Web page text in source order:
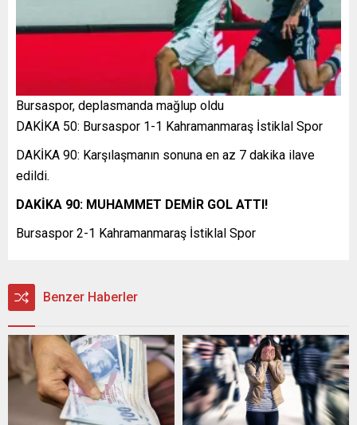
Bursaspor, deplasmanda mağlup oldu
DAKİKA 50: Bursaspor 1-1 Kahramanmaraş İstiklal Spor
DAKİKA 90: Karşılaşmanın sonuna en az 7 dakika ilave
edildi.
DAKİKA 90: MUHAMMET DEMİR GOL ATTI!
Bursaspor 2-1 Kahramanmaraş İstiklal Spor
Benzer Haberler